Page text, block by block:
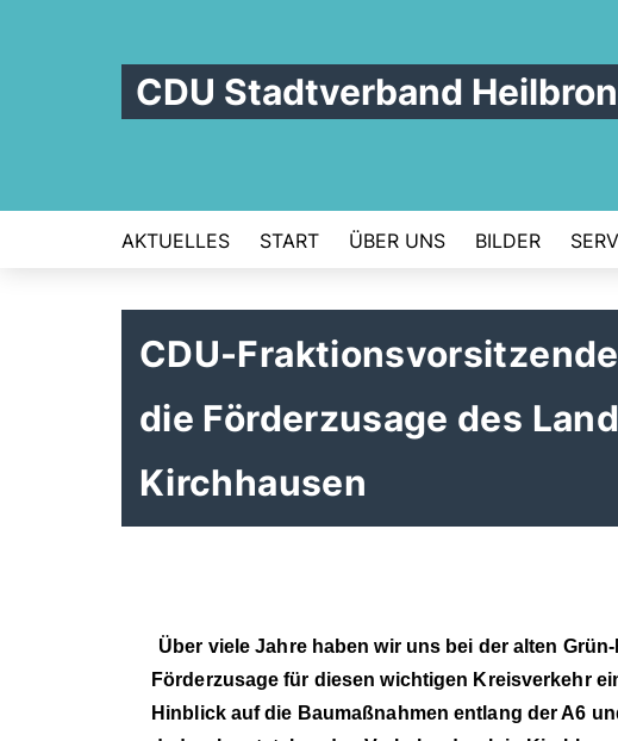
CDU Stadtverband
AKTUELLES START ÜBER UNS BILDER
CDU-
die Förderzusage des
Kirchhausen
Über viele Jahre haben wir uns bei der alten
Förderzusage für diesen wichtigen Kreisverkehr
Hinblick auf die Baumaßnahmen entlang der A6